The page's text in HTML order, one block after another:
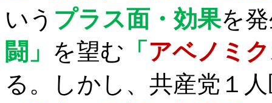
いう プラス面・効果を
闘」 を望む 「 アベノミ
る。しかし、共産党１